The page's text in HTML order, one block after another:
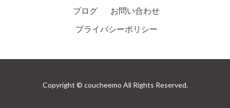
ブログ お問い合わせ
プライバシーポリシー
Copyright © coucheemo All Rights Reserved.